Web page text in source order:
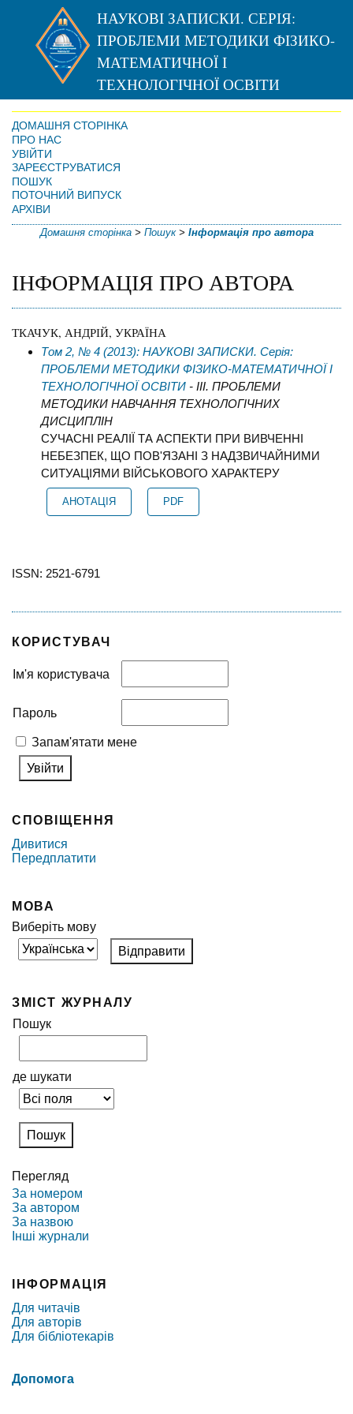
НАУКОВІ ЗАПИСКИ. СЕРІЯ:
ПРОБЛЕМИ МЕТОДИКИ ФІЗИКО-
МАТЕМАТИЧНОЇ І
ТЕХНОЛОГІЧНОЇ ОСВІТИ
КОРИСТУВАЧ
Ім'я користувача
Пароль
Запам'ятати мене
СПОВІЩЕННЯ
Дивитися
Передплатити
МОВА
Виберіть мову
ЗМІСТ ЖУРНАЛУ
Пошук
де шукати
Перегляд
За номером
За автором
За назвою
Інші журнали
ІНФОРМАЦІЯ
Для читачів
Для авторів
Для бібліотекарів
Допомога
ДОМАШНЯ СТОРІНКА
ПРО НАС
УВІЙТИ
ЗАРЕЄСТРУВАТИСЯ
ПОШУК
ПОТОЧНИЙ ВИПУСК
АРХІВИ
Домашня сторінка> Пошук> Інформація про автора
ІНФОРМАЦІЯ ПРО АВТОРА
ТКАЧУК, АНДРІЙ, УКРАЇНА
Том 2, № 4 (2013): НАУКОВІ ЗАПИСКИ. Серія:
ПРОБЛЕМИ МЕТОДИКИ ФІЗИКО-МАТЕМАТИЧНОЇ І
ТЕХНОЛОГІЧНОЇ ОСВІТИ - III. ПРОБЛЕМИ
МЕТОДИКИ НАВЧАННЯ ТЕХНОЛОГІЧНИХ
ДИСЦИПЛІН
СУЧАСНІ РЕАЛІЇ ТА АСПЕКТИ ПРИ ВИВЧЕННІ
НЕБЕЗПЕК, ЩО ПОВ'ЯЗАНІ З НАДЗВИЧАЙНИМИ
СИТУАЦІЯМИ ВІЙСЬКОВОГО ХАРАКТЕРУ
АНОТАЦІЯ PDF
ISSN: 2521-6791